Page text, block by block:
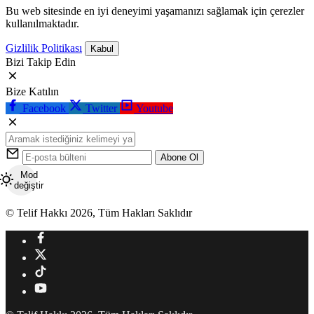
Bu web sitesinde en iyi deneyimi yaşamanızı sağlamak için çerezler
kullanılmaktadır.
Gizlilik Politikası Kabul
Bizi Takip Edin
Bize Katılın
Facebook
Twitter Youtube
Abone Ol
Mod
değiştir
© Telif Hakkı 2026, Tüm Hakları Saklıdır